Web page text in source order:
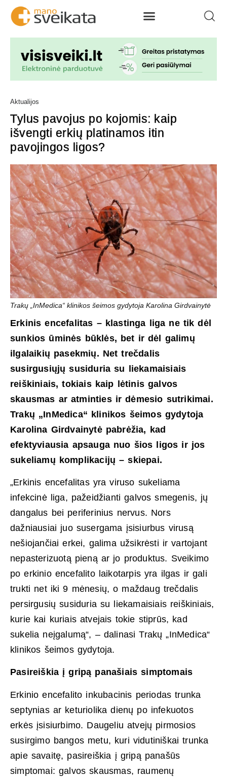
Aktualijos
Tylus pavojus po kojomis: kaip
išvengti erkių platinamos itin
pavojingos ligos?
Trakų „InMedica“ klinikos šeimos gydytoja Karolina Girdvainytė
Erkinis encefalitas – klastinga liga ne tik dėl
sunkios ūminės būklės, bet ir dėl galimų
ilgalaikių pasekmių. Net trečdalis
susirgusiųjų susiduria su liekamaisiais
reiškiniais, tokiais kaip lėtinis galvos
skausmas ar atminties ir dėmesio sutrikimai.
Trakų „InMedica“ klinikos šeimos gydytoja
Karolina Girdvainytė pabrėžia, kad
efektyviausia apsauga nuo šios ligos ir jos
sukeliamų komplikacijų – skiepai.
„Erkinis encefalitas yra viruso sukeliama
infekcinė liga, pažeidžianti galvos smegenis, jų
dangalus bei periferinius nervus. Nors
dažniausiai juo susergama įsisiurbus virusą
nešiojančiai erkei, galima užsikrėsti ir vartojant
nepasterizuotą pieną ar jo produktus. Sveikimo
po erkinio encefalito laikotarpis yra ilgas ir gali
trukti net iki 9 mėnesių, o maždaug trečdalis
persirgusių susiduria su liekamaisiais reiškiniais,
kurie kai kuriais atvejais tokie stiprūs, kad
sukelia neįgalumą“, – dalinasi Trakų „InMedica“
klinikos šeimos gydytoja.
Pasireiškia į gripą panašiais simptomais
Erkinio encefalito inkubacinis periodas trunka
septynias ar keturiolika dienų po infekuotos
erkės įsisiurbimo. Daugeliu atvejų pirmosios
susirgimo bangos metu, kuri vidutiniškai trunka
apie savaitę, pasireiškia į gripą panašūs
simptomai: galvos skausmas, raumenų